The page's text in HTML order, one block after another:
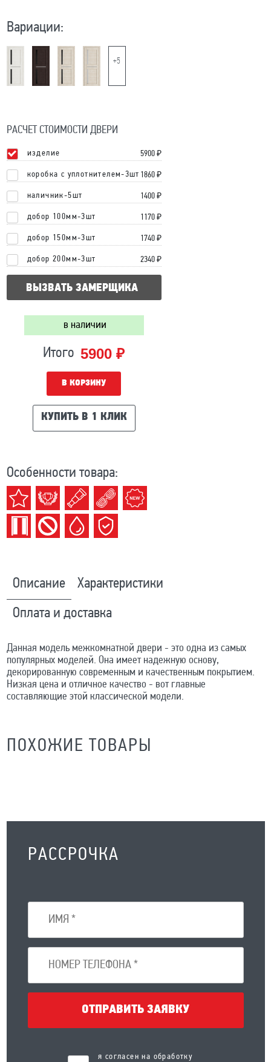
Вариации:
+5
РАСЧЕТ СТОИМОСТИ ДВЕРИ
изделие 5900₽
коробка с уплотнителем-3шт 1860 ₽
наличник-5шт 1400 ₽
добор 100мм-3шт 1170 ₽
добор 150мм-3шт 1740 ₽
добор 200мм-3шт 2340 ₽
ВЫЗВАТЬ ЗАМЕРЩИКА
в наличии
Итого 5900 ₽
В КОРЗИНУ
КУПИТЬ В 1 КЛИК
Особенности товара:
Описание Характеристики
Оплата и доставка
Данная модель межкомнатной двери - это одна из самых
популярных моделей. Она имеет надежную основу,
декорированную современным и качественным покрытием.
Низкая цена и отличное качество - вот главные
составляющие этой классической модели.
ПОХОЖИЕ ТОВАРЫ
РАССРОЧКА
ОТПРАВИТЬ ЗАЯВКУ
я согласен на обработку